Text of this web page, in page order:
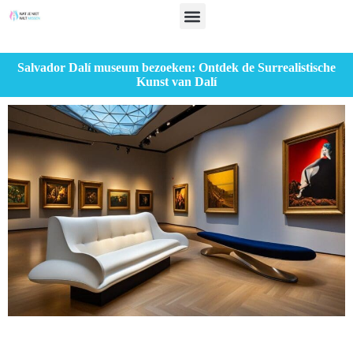
Salvador Dalí museum bezoeken: Ontdek de Surrealistische
Kunst van Dalí